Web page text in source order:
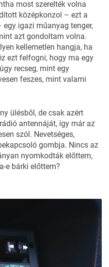
most szerelték volna
középkonzol – ezt a
egy igazi műanyag tenger,
azt gondoltam volna.
kellemetlen hangja, ha
ezt felfogni, hogy ma egy
recseg, mint egy
feszes, mint valami
ülésből, de csak azért
antennáját, így már az
szól. Nevetséges,
gombja. Nincs az
nyomkodták előttem,
e bárki előttem?